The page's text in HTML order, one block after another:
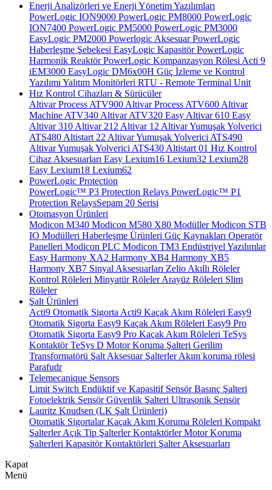
Enerji Analizörleri ve Enerji Yönetim Yazılımları
PowerLogic ION9000 PowerLogic PM8000 PowerLogic
ION7400 PowerLogic PM5000 PowerLogic PM3000
EasyLogic PM2000 Powerlogic AksesuarPowerLogic
Haberleşme Şebekesi EasyLogic KapasitörPowerLogic
Harmonik ReaktörPowerLogic Kompanzasyon Rölesi Acti 9
iEM3000 EasyLogic DM6x00H Güç İzleme ve Kontrol
Yazılımı Yalıtım Monitörleri RTU - Remote Terminal Unit
Hız Kontrol Cihazları & Sürücüler
Altivar Process ATV900 Altivar Process ATV600 Altivar
Machine ATV340 Altivar ATV320 Easy Altivar 610 Easy
Altivar 310 Altivar 212 Altivar 12 Altivar Yumuşak Yolverici
ATS480 Altistart 22 Altivar Yumuşak Yolverici ATS490
Altivar Yumuşak Yolverici ATS430 Altistart 01 Hız Kontrol
Cihaz Aksesuarları Easy Lexium16 Lexium32 Lexium28
Easy Lexium18 Lexium62
PowerLogic Protection
PowerLogic™ P3 Protection Relays PowerLogic™ P1
Protection Relays​Sepam 20 Serisi
Otomasyon Ürünleri
Modicon M340 Modicon M580 X80 ModüllerModicon STB
IO Modülleri Haberleşme Ürünleri Güç Kaynakları Operatör
Panelleri Modicon PLC Modicon TM3 Endüstriyel Yazılımlar
Easy Harmony XA2 Harmony XB4 Harmony XB5
Harmony XB7 Sinyal Aksesuarları Zelio Akıllı Röleler
Kontrol Röleleri Minyatür RölelerArayüz Röleleri Slim
Röleler
Şalt Ürünleri
Acti9 Otomatik Sigorta Acti9 Kaçak Akım Röleleri Easy9
Otomatik Sigorta Easy9 Kaçak Akım Röleleri Easy9 Pro
Otomatik Sigorta Easy9 Pro Kaçak Akım Röleleri TeSys
KontaktörTeSys D Motor Koruma Şalteri Gerilim
Transformatörü Şalt Aksesuar ŞalterlerAkım koruma rölesi
Parafudr
Telemecanique Sensors
Limit Switch Endüktif ve Kapasitif SensörBasınç Şalteri
Fotoelektrik SensörGüvenlik Şalteri Ultrasonik Sensör
Lauritz Knudsen (LK Şalt Ürünleri)
Otomatik SigortalarKaçak Akım Koruma Röleleri Kompakt
ŞalterlerAçık Tip ŞalterlerKontaktörlerMotor Koruma
Şalterleri Kapasitör Kontaktörleri Şalter Aksesuarları
Kapat
Menü